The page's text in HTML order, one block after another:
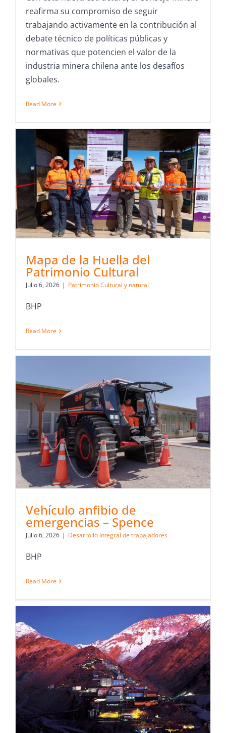
reafirma su compromiso de seguir
trabajando activamente en la contribución al
debate técnico de políticas públicas y
normativas que potencien el valor de la
industria minera chilena ante los desafíos
globales.
Read More
Mapa de la Huella del
Patrimonio Cultural
Julio 6, 2026 | Patrimonio Cultural y natural
BHP
Read More
Vehículo anfibio de
emergencias – Spence
Julio 6, 2026 | Desarrollo integral de trabajadores
BHP
Read More